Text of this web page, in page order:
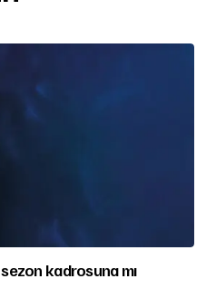
kadrosuna mı